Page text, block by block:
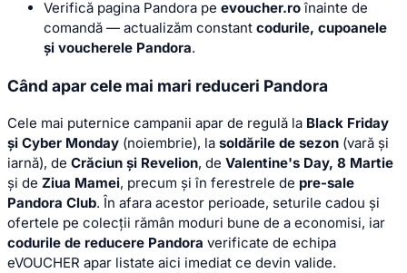
Verifică pagina Pandora pe evoucher.roînainte de
comandă — actualizăm constant codurile, cupoanele
și voucherele Pandora.
Când apar cele mai mari reduceri Pandora
Cele mai puternice campanii apar de regulă la Black Friday
și Cyber Monday (noiembrie), la soldările de sezon (vară și
iarnă), de Crăciun și Revelion, de Valentine's Day, 8 Martie
și de Ziua Mamei, precum și în ferestrele de pre-sale
Pandora Club. În afara acestor perioade, seturile cadou și
ofertele pe colecții rămân moduri bune de a economisi, iar
codurile de reducere Pandora verificate de echipa
eVOUCHER apar listate aici imediat ce devin valide.